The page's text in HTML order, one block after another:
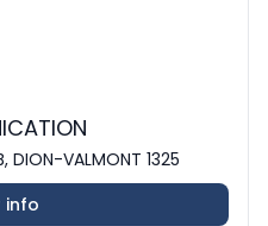
VALMONT 1325
info